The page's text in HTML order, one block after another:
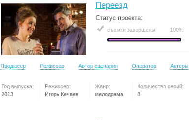
Переезд
Статус проекта:
съемки завершены 100%
Продюсер Режиссер Автор сценария Оператор Актеры
Год выпуска:
2013
Режиссер:
Игорь Кечаев
Жанр:
мелодрама
Количество серий:
8